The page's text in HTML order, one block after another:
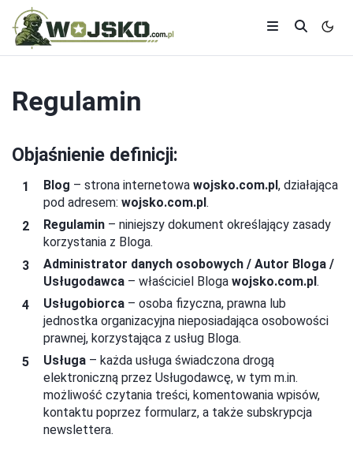
Regulamin
Objaśnienie definicji:
Blog – strona internetowa wojsko.com.pl, działająca
pod adresem: wojsko.com.pl.
Regulamin – niniejszy dokument określający zasady
korzystania z Bloga.
Administrator danych osobowych / Autor Bloga /
Usługodawca – właściciel Bloga wojsko.com.pl.
Usługobiorca – osoba fizyczna, prawna lub
jednostka organizacyjna nieposiadająca osobowości
prawnej, korzystająca z usług Bloga.
Usługa – każda usługa świadczona drogą
elektroniczną przez Usługodawcę, w tym m.in.
możliwość czytania treści, komentowania wpisów,
kontaktu poprzez formularz, a także subskrypcja
newslettera.